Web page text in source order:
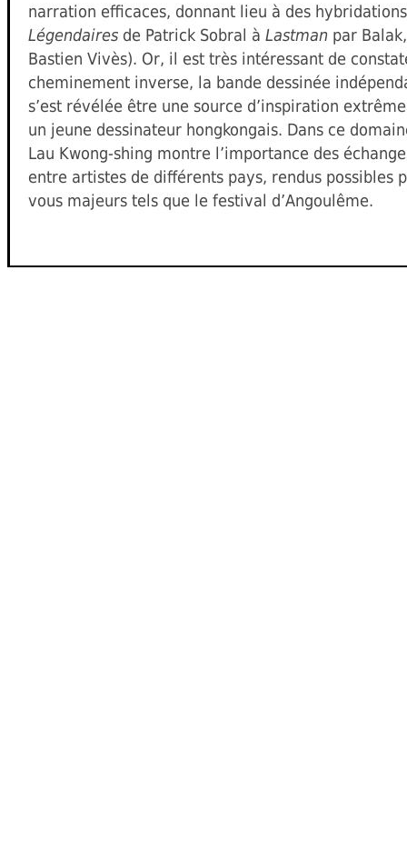
narration efficaces, donnant lieu à des
Légendaires de Patrick Sobral à Lastman par
Bastien Vivès). Or, il est très intéressant de
cheminement inverse, la bande dessinée
s’est révélée être une source d’inspiration
un jeune dessinateur hongkongais. Dans ce
Lau Kwong-shing montre l’importance des
entre artistes de différents pays, rendus possibles
vous majeurs tels que le festival d’Angoulême.